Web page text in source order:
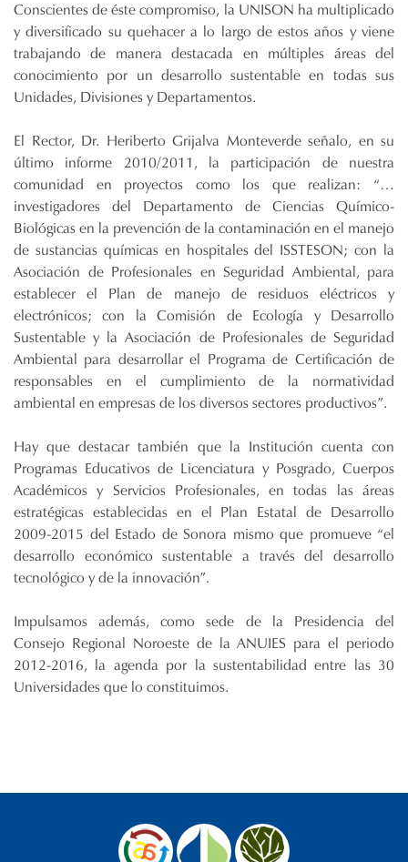
Conscientes de éste compromiso, la UNISON ha multiplicado
y diversificado su quehacer a lo largo de estos años y viene
trabajando de manera destacada en múltiples áreas del
conocimiento por un desarrollo sustentable en todas sus
Unidades, Divisiones y Departamentos.
El Rector, Dr. Heriberto Grijalva Monteverde señalo, en su
último informe 2010/2011, la participación de nuestra
comunidad en proyectos como los que realizan: “…
investigadores del Departamento de Ciencias Químico-
Biológicas en la prevención de la contaminación en el manejo
de sustancias químicas en hospitales del ISSTESON; con la
Asociación de Profesionales en Seguridad Ambiental, para
establecer el Plan de manejo de residuos eléctricos y
electrónicos; con la Comisión de Ecología y Desarrollo
Sustentable y la Asociación de Profesionales de Seguridad
Ambiental para desarrollar el Programa de Certificación de
responsables en el cumplimiento de la normatividad
ambiental en empresas de los diversos sectores productivos”.
Hay que destacar también que la Institución cuenta con
Programas Educativos de Licenciatura y Posgrado, Cuerpos
Académicos y Servicios Profesionales, en todas las áreas
estratégicas establecidas en el Plan Estatal de Desarrollo
2009-2015 del Estado de Sonora mismo que promueve “el
desarrollo económico sustentable a través del desarrollo
tecnológico y de la innovación”.
Impulsamos además, como sede de la Presidencia del
Consejo Regional Noroeste de la ANUIES para el periodo
2012-2016, la agenda por la sustentabilidad entre las 30
Universidades que lo constituimos.